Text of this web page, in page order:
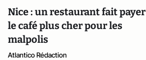
Nice : un restaurant fait payer
le café plus cher pour les
malpolis
Atlantico Rédaction